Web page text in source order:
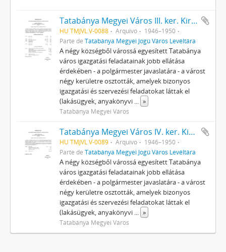
Tatabánya Megyei Város III. ker. Kirendeltségének iratai
HU TMJVL V-0088 Arquivo
1946–1950
Parte de Tatabánya Megyei Jogú Város Levéltára
A négy községből várossá egyesített Tatabánya
város igazgatási feladatainak jobb ellátása
érdekében - a polgármester javaslatára - a várost
négy kerületre osztották, amelyek bizonyos
igazgatási és szervezési feladatokat láttak el
(lakásügyek, anyakönyvi ... »
Tatabánya Megyei Város
Tatabánya Megyei Város IV. ker. Kirendeltségének iratai
HU TMJVL V-0089 Arquivo
1946–1950
Parte de Tatabánya Megyei Jogú Város Levéltára
A négy községből várossá egyesített Tatabánya
város igazgatási feladatainak jobb ellátása
érdekében - a polgármester javaslatára - a várost
négy kerületre osztották, amelyek bizonyos
igazgatási és szervezési feladatokat láttak el
(lakásügyek, anyakönyvi ... »
Tatabánya Megyei Város